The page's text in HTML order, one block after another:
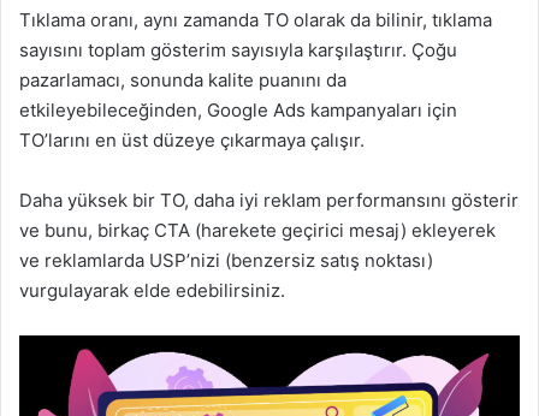
Tıklama oranı, aynı zamanda TO olarak da bilinir, tıklama
sayısını toplam gösterim sayısıyla karşılaştırır. Çoğu
pazarlamacı, sonunda kalite puanını da
etkileyebileceğinden, Google Ads kampanyaları için
TO’larını en üst düzeye çıkarmaya çalışır.
Daha yüksek bir TO, daha iyi reklam performansını gösterir
ve bunu, birkaç CTA (harekete geçirici mesaj) ekleyerek
ve reklamlarda USP’nizi (benzersiz satış noktası)
vurgulayarak elde edebilirsiniz.